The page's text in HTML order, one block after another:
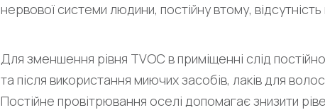
нервової системи людини, постійну втому, відсутність
Для зменшення рівня TVOC в приміщенні слід
та після використання миючих засобів, лаків для
Постійне провітрювання оселі допомагає знизити